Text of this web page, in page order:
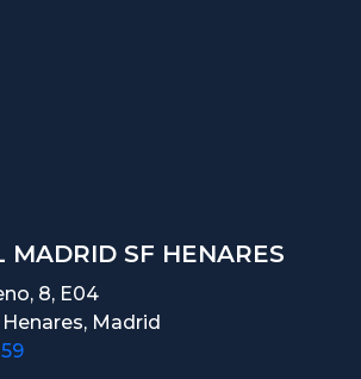
MADRID SF HENARES
8, E04
Madrid